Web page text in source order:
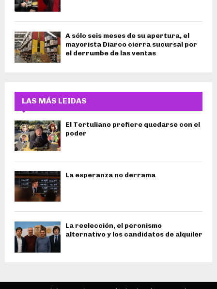
A sólo seis meses de su apertura, el
mayorista Diarco cierra sucursal por
el derrumbe de las ventas
LAS MÁS LEIDAS
El Tertuliano prefiere quedarse con el
poder
La esperanza no derrama
La reelección, el peronismo
alternativo y los candidatos de alquiler